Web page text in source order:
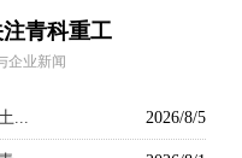
青科重工
企业新闻
2026/8/5
...